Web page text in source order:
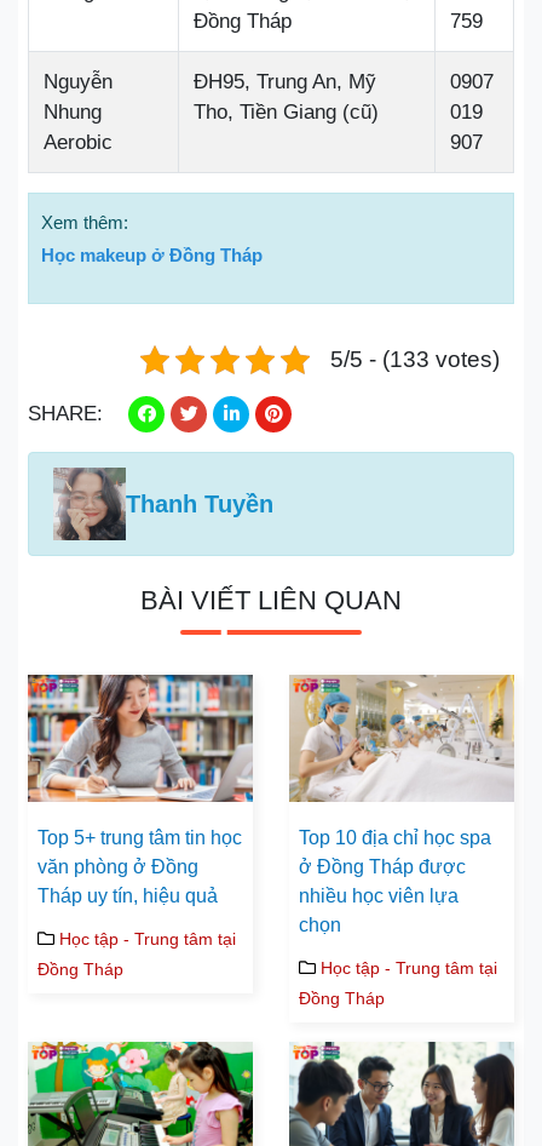
Đồng Tháp
759
Nguyễn
Nhung
Aerobic
ĐH95, Trung An, Mỹ
Tho, Tiền Giang (cũ)
0907
019
907
Xem thêm:
Học makeup ở Đồng Tháp
5/5 - (133 votes)
SHARE:
Thanh Tuyền
BÀI VIẾT LIÊN QUAN
Top 5+ trung tâm tin học
văn phòng ở Đồng
Tháp uy tín, hiệu quả
Học tập - Trung tâm tại
Đồng Tháp
Top 10 địa chỉ học spa
ở Đồng Tháp được
nhiều học viên lựa
chọn
Học tập - Trung tâm tại
Đồng Tháp